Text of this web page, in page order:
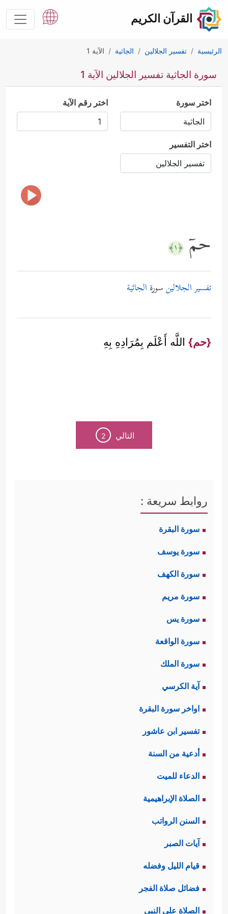
القرآن الكريم
الرئيسية تفسير الجلالين الجاثية الآية 1
سورة الجاثية تفسير الجلالين الآية 1
اختر سورة اختر رقم الآية
اختر التفسير
حمۤ ﴿١﴾
تفسير الجلالينسورة الجاثية
{حم} اللَّه أَعْلَم بِمُرَادِهِ بِهِ
التالي 2
روابط سريعة :
سورة البقرة
سورة يوسف
سورة الكهف
سورة مريم
سورة يس
سورة الواقعة
سورة الملك
آية الكرسي
اواخر سورة البقرة
تفسير ابن عاشور
أدعية من السنة
الدعاء للميت
الصلاة الإبراهيمية
السنن الرواتب
آيات الصبر
قيام الليل وفضله
فضائل صلاة الفجر
الصلاة على النبي